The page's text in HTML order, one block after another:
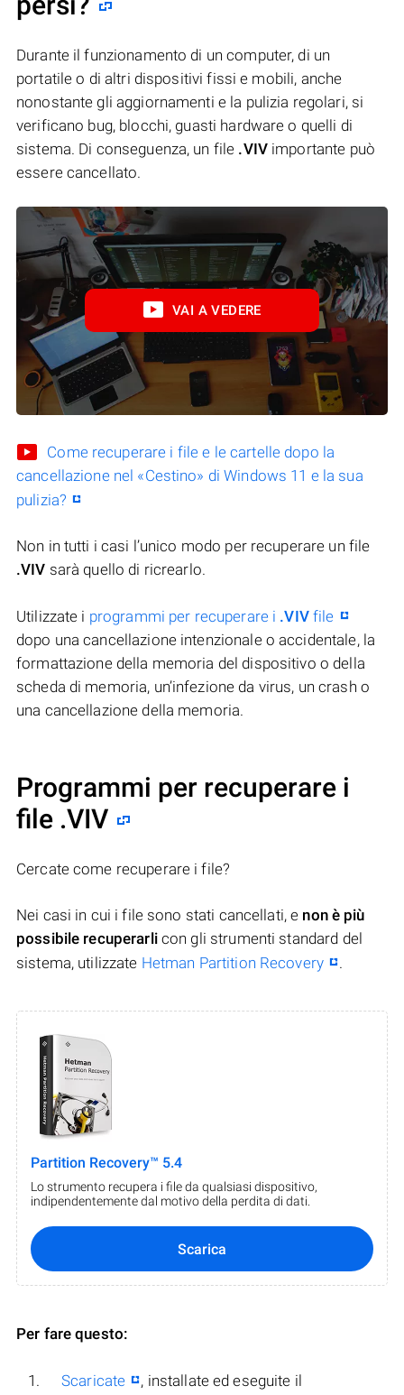
Durante il funzionamento di un computer, di un
portatile o di altri dispositivi fissi e mobili, anche
nonostante gli aggiornamenti e la pulizia regolari, si
verificano bug, blocchi, guasti hardware o quelli di
sistema. Di conseguenza, un file .VIVimportante può
essere cancellato.
VAI A VEDERE
Come recuperare i file e le cartelle dopo la
cancellazione nel «Cestino» di Windows 11 e la sua
pulizia?
Non in tutti i casi l’unico modo per recuperare un file
.VIV sarà quello di ricrearlo.
Utilizzate i programmi per recuperare i .VIVfile
dopo una cancellazione intenzionale o accidentale, la
formattazione della memoria del dispositivo o della
scheda di memoria, un’infezione da virus, un crash o
una cancellazione della memoria.
Programmi per recuperare i
file .VIV
Cercate come recuperare i file?
Nei casi in cui i file sono stati cancellati, e non è più
possibile recuperarlicon gli strumenti standard del
sistema, utilizzate Hetman Partition Recovery .
Partition Recovery™ 5.4
Lo strumento recupera i file da qualsiasi dispositivo,
indipendentemente dal motivo della perdita di dati.
Scarica
Per fare questo:
Scaricate
, installate ed eseguite il